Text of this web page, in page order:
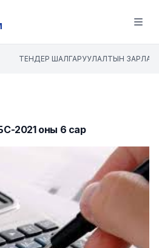
Open
ТЕНДЕР ШАЛГАРУУЛАЛТЫН ЗАРЛАЛ
2021 оны 6 сар